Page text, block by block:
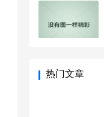
热门文章